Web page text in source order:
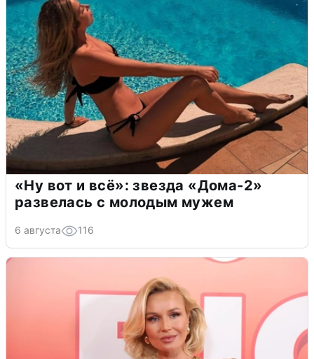
«Ну вот и всё»: звезда «Дома-2»
развелась с молодым мужем
6 августа 116